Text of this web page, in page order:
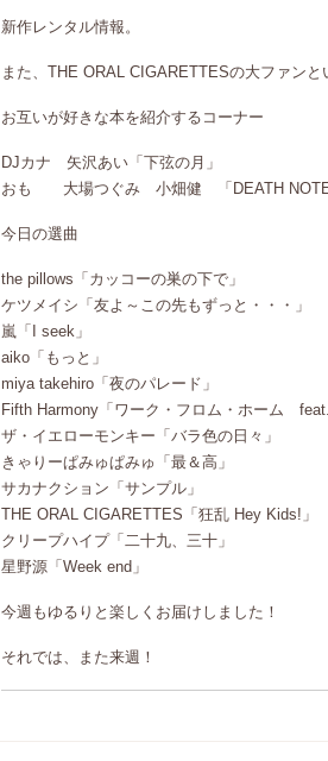
新作レンタル情報。
また、THE ORAL CIGARETTESの大ファン
お互いが好きな本を紹介するコーナー
DJカナ 矢沢あい「下弦の月」
おも 大場つぐみ 小畑健 「DEATH NOTE
今日の選曲
the pillows「カッコーの巣の下で」
ケツメイシ「友よ～この先もずっと・・・」
嵐「I seek」
aiko「もっと」
miya takehiro「夜のパレード」
Fifth Harmony「ワーク・フロム・ホーム
ザ・イエローモンキー「バラ色の日々」
きゃりーぱみゅぱみゅ「最＆高」
サカナクション「サンプル」
THE ORAL CIGARETTES「狂乱 Hey Kids!」
クリープハイプ「二十九、三十」
星野源「Week end」
今週もゆるりと楽しくお届けしました！
それでは、また来週！